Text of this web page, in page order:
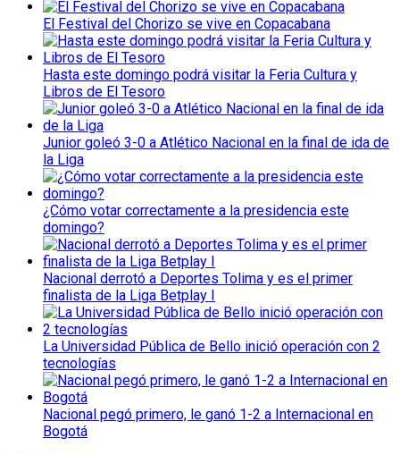
El Festival del Chorizo se vive en Copacabana
Hasta este domingo podrá visitar la Feria Cultura y
Libros de El Tesoro
Junior goleó 3-0 a Atlético Nacional en la final de ida de
la Liga
¿Cómo votar correctamente a la presidencia este
domingo?
Nacional derrotó a Deportes Tolima y es el primer
finalista de la Liga Betplay I
La Universidad Pública de Bello inició operación con 2
tecnologías
Nacional pegó primero, le ganó 1-2 a Internacional en
Bogotá